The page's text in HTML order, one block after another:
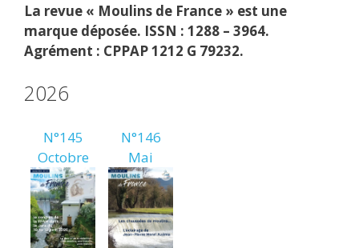
La revue « Moulins de France » est une
marque déposée. ISSN : 1288 – 3964.
Agrément : CPPAP 1212 G 79232.
2026
N°145
Octobre
N°146
Mai